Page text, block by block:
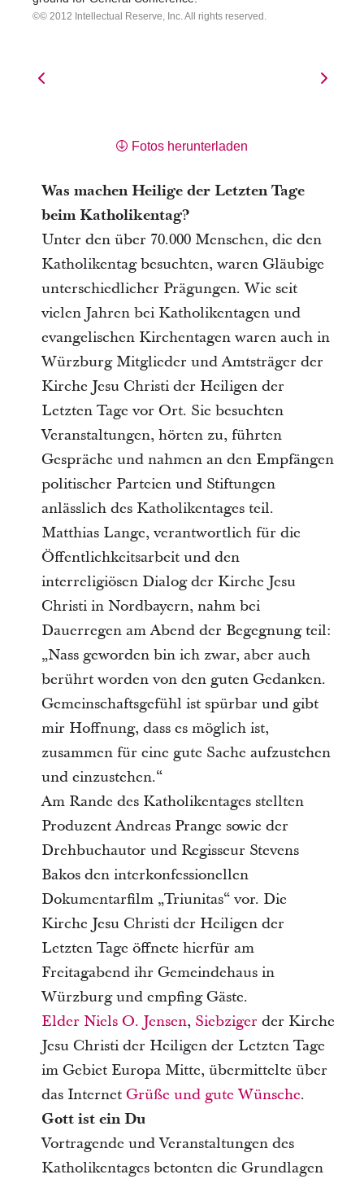
© 2012 Intellectual Reserve, Inc. All rights reserved.
Fotos herunterladen
Was machen Heilige der Letzten Tage
beim Katholikentag?
Unter den über 70.000 Menschen, die den
Katholikentag besuchten, waren Gläubige
unterschiedlicher Prägungen. Wie seit
vielen Jahren bei Katholikentagen und
evangelischen Kirchentagen waren auch in
Würzburg Mitglieder und Amtsträger der
Kirche Jesu Christi der Heiligen der
Letzten Tage vor Ort. Sie besuchten
Veranstaltungen, hörten zu, führten
Gespräche und nahmen an den Empfängen
politischer Parteien und Stiftungen
anlässlich des Katholikentages teil.
Matthias Lange, verantwortlich für die
Öffentlichkeitsarbeit und den
interreligiösen Dialog der Kirche Jesu
Christi in Nordbayern, nahm bei
Dauerregen am Abend der Begegnung teil:
„Nass geworden bin ich zwar, aber auch
berührt worden von den guten Gedanken.
Gemeinschaftsgefühl ist spürbar und gibt
mir Hoffnung, dass es möglich ist,
zusammen für eine gute Sache aufzustehen
und einzustehen.“
Am Rande des Katholikentages stellten
Produzent Andreas Prange sowie der
Drehbuchautor und Regisseur Stevens
Bakos den interkonfessionellen
Dokumentarfilm „Triunitas“ vor. Die
Kirche Jesu Christi der Heiligen der
Letzten Tage öffnete hierfür am
Freitagabend ihr Gemeindehaus in
Würzburg und empfing Gäste.
Elder Niels O. Jensen, Siebziger der Kirche
Jesu Christi der Heiligen der Letzten Tage
im Gebiet Europa Mitte, übermittelte über
das Internet Grüße und gute Wünsche.
Gott ist ein Du
Vortragende und Veranstaltungen des
Katholikentages betonten die Grundlagen